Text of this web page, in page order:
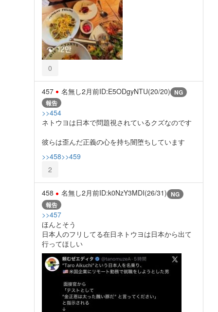
0
457 名無し2月前ID:E5ODgyNTU(20/20) NG
報告
>>454
ネトウヨは日本で問題視されているクズなのです
彼らは歪んだ正義の心を持ち闇堕ちしています
>>458>>459
2
458 名無し2月前ID:k0NzY3MDI(26/31) NG
報告
>>457
ほんとそう
日本人のフリしてる在日ネトウヨは日本から出て
行ってほしい